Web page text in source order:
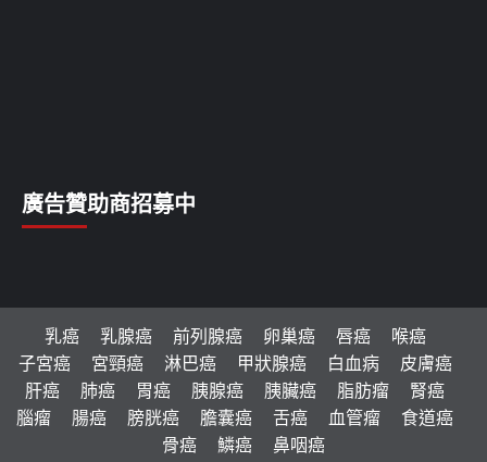
廣告贊助商招募中
乳癌 乳腺癌 前列腺癌 卵巢癌 唇癌
喉癌
子宮癌
宮頸癌 淋巴癌 甲狀腺癌 白血病
皮膚癌
肝癌
肺癌 胃癌 胰腺癌 胰臟癌 脂肪瘤
腎癌
腦瘤
腸癌 膀胱癌 膽囊癌 舌癌 血管瘤
食道癌
骨癌
鱗癌 鼻咽癌